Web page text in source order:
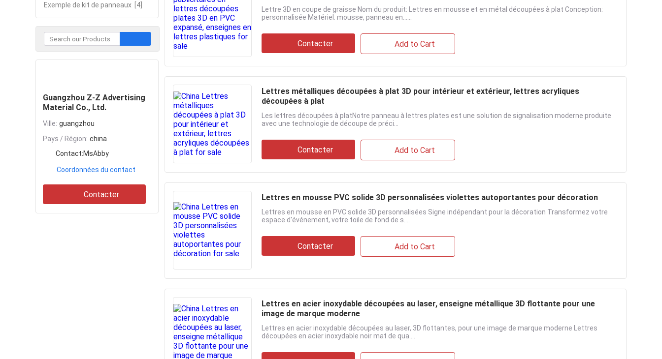
Exemple de kit de panneaux [4]
Guangzhou Z-Z Advertising
Material Co., Ltd.
Ville: guangzhou
Pays / Région: china
Contact:MsAbby
Coordonnées du contact
Contacter
Lettre 3D en coupe de graisse Nom du produit: Lettres en mousse et en métal découpées à plat Conception:
personnalisée Matériel: mousse, panneau en......
Contacter Add to Cart
Lettres métalliques découpées à plat 3D pour intérieur et extérieur, lettres acryliques
découpées à plat
Les lettres découpées à platNotre panneau à lettres plates est une solution de signalisation moderne produite
avec une technologie de découpe de préci...
Contacter Add to Cart
Lettres en mousse PVC solide 3D personnalisées violettes autoportantes pour décoration
Lettres en mousse en PVC solide 3D personnalisées Signe indépendant pour la décoration Transformez votre
espace d'événement, votre toile de fond de s....
Contacter Add to Cart
Lettres en acier inoxydable découpées au laser, enseigne métallique 3D flottante pour une
image de marque moderne
Lettres en acier inoxydable découpées au laser, 3D flottantes, pour une image de marque moderne Lettres
découpées en acier inoxydable noir mat de qua....